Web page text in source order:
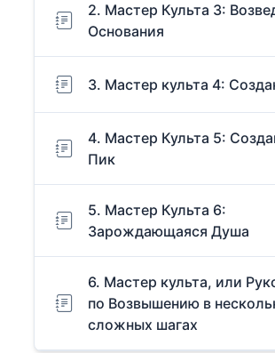
2. Мастер Культа 3:
Основания
3. Мастер культа 4:
4. Мастер Культа 5:
Пик
5. Мастер Культа 6:
Зарождающаяся Душа
6. Мастер культа, или
по Возвышению в
сложных шагах